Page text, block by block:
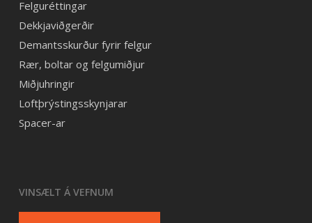
Felguréttingar
Dekkjaviðgerðir
Demantsskurður fyrir felgur
Rær, boltar og felgumiðjur
Miðjuhringir
Loftþrýstingsskynjarar
Spacer-ar
VINSÆLT Á VEFNUM